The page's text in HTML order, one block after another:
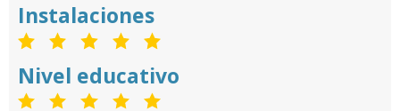
Instalaciones
Nivel educativo